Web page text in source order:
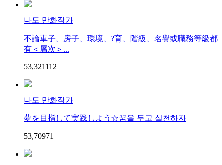
나도 만화작가
不論車子、房子、環境、?育、階級、名譽或職務等級都
有＜層次＞...
53,32111 2
나도 만화작가
夢を目指して実践しよう☆꿈을 두고 실천하자
53,70971